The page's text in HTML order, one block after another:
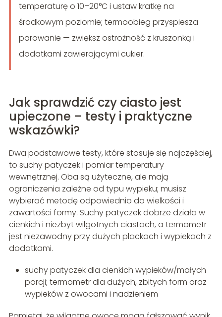
temperaturę o 10–20°C i ustaw kratkę na
środkowym poziomie; termoobieg przyspiesza
parowanie — zwiększ ostrożność z kruszonką i
dodatkami zawierającymi cukier.
Jak sprawdzić czy ciasto jest
upieczone – testy i praktyczne
wskazówki?
Dwa podstawowe testy, które stosuje się najczęściej,
to suchy patyczek i pomiar temperatury
wewnętrznej. Oba są użyteczne, ale mają
ograniczenia zależne od typu wypieku; musisz
wybierać metodę odpowiednio do wielkości i
zawartości formy. Suchy patyczek dobrze działa w
cienkich i niezbyt wilgotnych ciastach, a termometr
jest niezawodny przy dużych plackach i wypiekach z
dodatkami.
suchy patyczek dla cienkich wypieków/małych
porcji; termometr dla dużych, zbitych form oraz
wypieków z owocami i nadzieniem